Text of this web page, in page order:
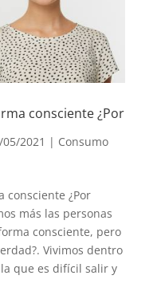
consciente ¿Por
05/2021 | Consumo
consciente ¿Por
más las personas
consciente, pero
Vivimos dentro
que es difícil salir y